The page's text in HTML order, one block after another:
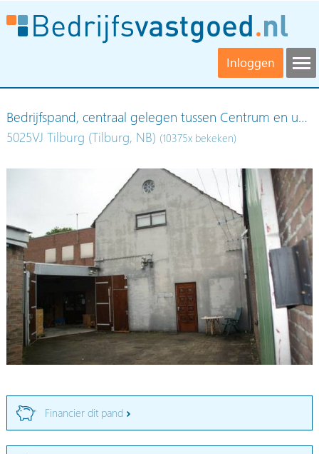
Inloggen
Bedrijfspand, centraal gelegen tussen Centrum en u…
5025VJ Tilburg (Tilburg, NB) (10375x bekeken)
Financier dit pand